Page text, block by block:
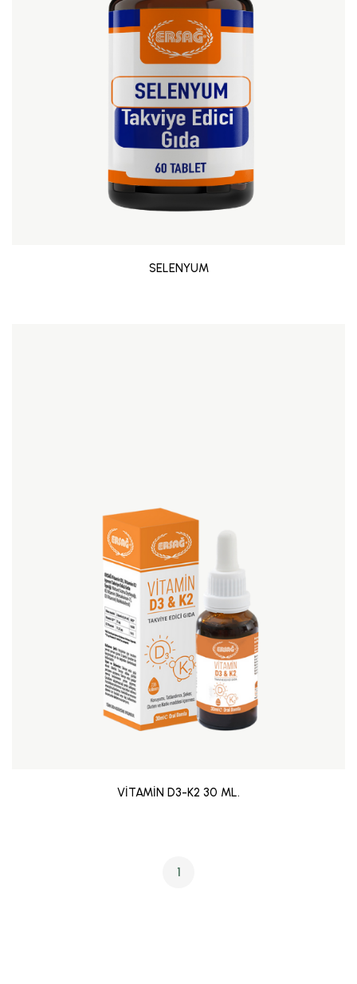
SELENYUM
VİTAMİN D3-K2 30 ML.
1